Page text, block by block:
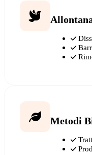
Metodi